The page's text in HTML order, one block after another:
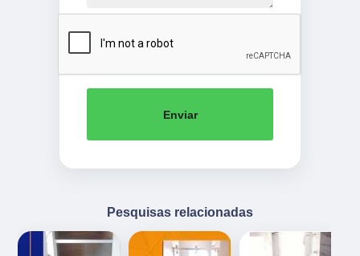
Enviar
Pesquisas relacionadas